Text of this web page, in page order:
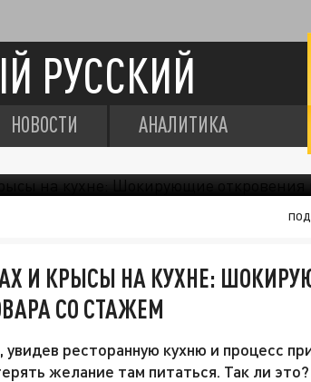
РУССКИЙ
НОВОСТИ АНАЛИТИКА
И КРЫСЫ НА КУХНЕ:
СО СТАЖЕМ
ресторанную кухню и процесс
желание там питаться. Так ли